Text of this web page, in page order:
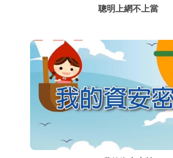
聰明上網不上當